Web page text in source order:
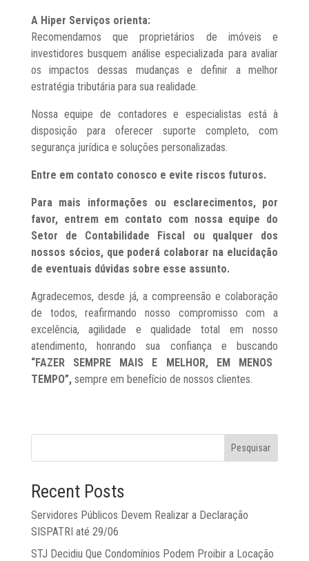
A Hiper Serviços orienta:
Recomendamos que proprietários de imóveis e
investidores busquem análise especializada para avaliar
os impactos dessas mudanças e definir a melhor
estratégia tributária para sua realidade.
Nossa equipe de contadores e especialistas está à
disposição para oferecer suporte completo, com
segurança jurídica e soluções personalizadas.
Entre em contato conosco e evite riscos futuros.
Para mais informações ou esclarecimentos, por
favor, entrem em contato com nossa equipe do
Setor de Contabilidade Fiscal ou qualquer dos
nossos sócios, que poderá colaborar na elucidação
de eventuais dúvidas sobre esse assunto.
Agradecemos, desde já, a compreensão e colaboração
de todos, reafirmando nosso compromisso com a
excelência, agilidade e qualidade total em nosso
atendimento, honrando sua confiança e buscando
“FAZER SEMPRE MAIS E MELHOR, EM MENOS
TEMPO”, sempre em benefício de nossos clientes.
Pesquisar
Recent Posts
Servidores Públicos Devem Realizar a Declaração
SISPATRI até 29/06
STJ Decidiu Que Condomínios Podem Proibir a Locação